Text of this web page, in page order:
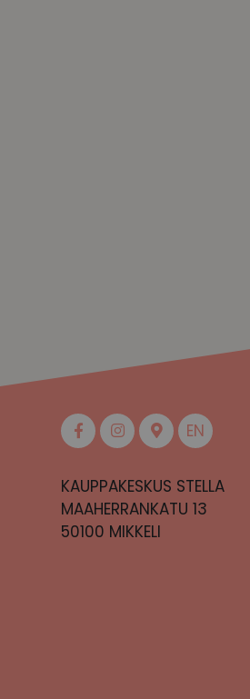
EN
KAUPPAKESKUS STELLA
MAAHERRANKATU 13
50100 MIKKELI